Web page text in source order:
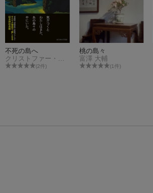
不死の島へ
(2件)
桃の島々
富澤 大輔
(1件)